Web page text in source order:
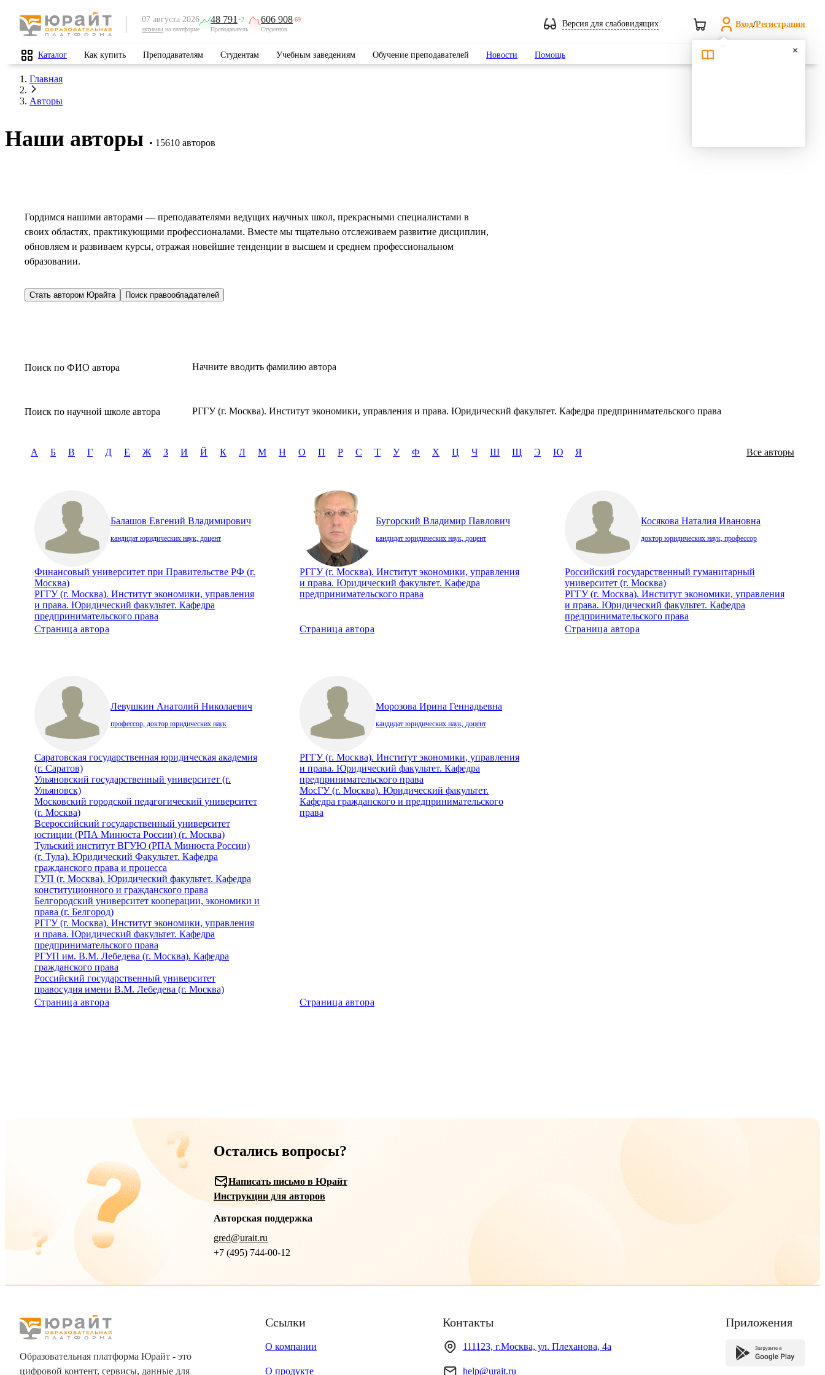
07 августа 2026
активны на платформе
48 791 +2
Преподаватель
606 908-69
Студентов
Версия для слабовидящих Вход/Регистрация
Каталог Как купить Преподавателям Студентам Учебным заведениям Обучение преподавателей Новости Помощь Поиск
Главная
Авторы
Наши авторы 15610 авторов
Гордимся нашими авторами — преподавателями ведущих научных школ, прекрасными специалистами в
своих областях, практикующими профессионалами. Вместе мы тщательно отслеживаем развитие дисциплин,
обновляем и развиваем курсы, отражая новейшие тенденции в высшем и среднем профессиональном
образовании.
Стать автором Юрайта Поиск правообладателей
Поиск по ФИО автора Начните вводить фамилию автора
Поиск по научной школе автора РГГУ (г. Москва). Институт экономики, управления и права. Юридический факультет. Кафедра предпринимательского права
А Б В Г Д Е Ж З И Й К Л М Н О П Р С Т У Ф Х Ц Ч Ш Щ Э Ю Я Все авторы
Балашов Евгений Владимирович
кандидат юридических наук, доцент
Финансовый университет при Правительстве РФ (г.
Москва)
РГГУ (г. Москва). Институт экономики, управления
и права. Юридический факультет. Кафедра
предпринимательского права
Страница автора
Бугорский Владимир Павлович
кандидат юридических наук, доцент
РГГУ (г. Москва). Институт экономики, управления
и права. Юридический факультет. Кафедра
предпринимательского права
Страница автора
Косякова Наталия Ивановна
доктор юридических наук, профессор
Российский государственный гуманитарный
университет (г. Москва)
РГГУ (г. Москва). Институт экономики, управления
и права. Юридический факультет. Кафедра
предпринимательского права
Страница автора
Левушкин Анатолий Николаевич
профессор, доктор юридических наук
Саратовская государственная юридическая академия
(г. Саратов)
Ульяновский государственный университет (г.
Ульяновск)
Московский городской педагогический университет
(г. Москва)
Всероссийский государственный университет
юстиции (РПА Минюста России) (г. Москва)
Тульский институт ВГУЮ (РПА Минюста России)
(г. Тула). Юридический Факультет. Кафедра
гражданского права и процесса
ГУП (г. Москва). Юридический факультет. Кафедра
конституционного и гражданского права
Белгородский университет кооперации, экономики и
права (г. Белгород)
РГГУ (г. Москва). Институт экономики, управления
и права. Юридический факультет. Кафедра
предпринимательского права
РГУП им. В.М. Лебедева (г. Москва). Кафедра
гражданского права
Российский государственный университет
правосудия имени В.М. Лебедева (г. Москва)
Страница автора
Морозова Ирина Геннадьевна
кандидат юридических наук, доцент
РГГУ (г. Москва). Институт экономики, управления
и права. Юридический факультет. Кафедра
предпринимательского права
МосГУ (г. Москва). Юридический факультет.
Кафедра гражданского и предпринимательского
права
Страница автора
Остались вопросы?
Написать письмо в Юрайт
Инструкции для авторов
Авторская поддержка
gred@urait.ru
+7 (495) 744-00-12
Образовательная платформа Юрайт - это
цифровой контент, сервисы, данные для
Ссылки
О компании
О продукте
Контакты
111123, г.Москва, ул. Плеханова, 4а
help@urait.ru
Приложения